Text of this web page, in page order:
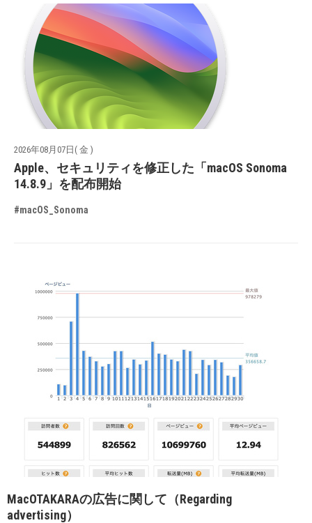
2026年08月07日( 金 )
Apple、セキュリティを修正した「macOS Sonoma
14.8.9」を配布開始
#macOS_Sonoma
MacOTAKARAの広告に関して（Regarding
advertising）